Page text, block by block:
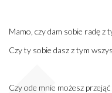
Mamo, czy dam sobie radę z
Czy ty sobie dasz z tym
Czy ode mnie możesz